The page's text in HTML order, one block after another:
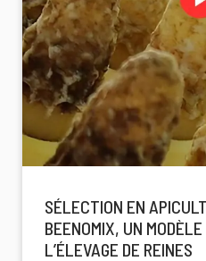
SÉLECTION EN
BEENOMIX, UN MODÈLE
L’ÉLEVAGE DE REINES